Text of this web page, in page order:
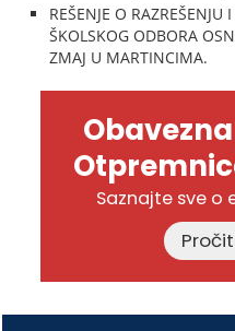
REŠENJE O
ŠKOLSKOG ODBORA
ZMAJ U MARTINCIMA.
Saznajte sve